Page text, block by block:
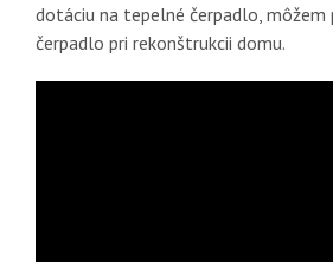
dotáciu na tepelné čerpadlo, môžem
čerpadlo pri rekonštrukcii domu.